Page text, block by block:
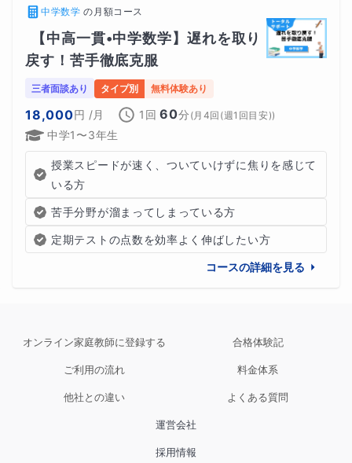
中学数学 の 月額コース
【中高一貫•中学数学】遅れを取り
戻す！苦手徹底克服
三者面談あり タイプ別 無料体験あり
18,000円 /月 1回 60分 (月4回(週1回目安))
中学1〜3年生
授業スピードが速く、ついていけずに焦りを感じて
いる方
苦手分野が溜まってしまっている方
定期テストの点数を効率よく伸ばしたい方
コースの詳細を見る
オンライン家庭教師に登録する 合格体験記
ご利用の流れ 料金体系
他社との違い よくある質問
運営会社
採用情報